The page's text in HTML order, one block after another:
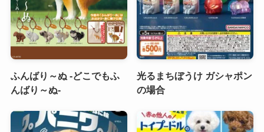
ふんばり～ぬ -どこでもふ
んばり～ぬ-
光るまちぼうけ ガシャポン
の場合